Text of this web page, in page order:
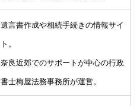
遺言書作成や相続手続きの情報サイ
ト。
奈良近郊でのサポートが中心の行政
書士梅屋法務事務所が運営。